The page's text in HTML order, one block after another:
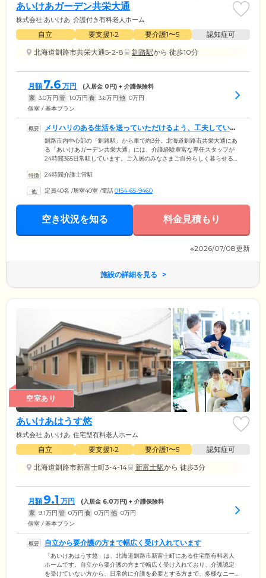
あいけあガーデン共栄大通
株式会社 あいけあ 介護付き有料老人ホーム
自立 要支援1•2 要介護1〜5
認知症可
北海道釧路市共栄大通5-2-8
釧路駅から 徒歩10分
月額 7.6 万円 (入居金 0円) + 介護保険料
家 3.0万円 管 1.0万円 食 3.6万円 他 0万円
個室 / 基本プラン
メリハリのある生活を送っていただけるよう、工夫していま
す
釧路市内中心部の「釧路駅」から車で約3分。北海道釧路市共栄大通にあ
る「あいけあガーデン共栄大通」には、介護経験豊富な専任スタッフが
24時間365日常駐しています。ご入居のみなさまご自分らしく暮らせるよ
状況確認や健康チェックはもちろん、身体介護や生活支援まで、幅広い
ーションのお誘いや、みなさまで楽しめるレクリエーションのご提供な
ど、メリハリのある生活を送っていただけるよう、工夫を凝らしていま
24時間介護士常駐
定員40名 /居室40室 /電話0154-65-9460
空き状況を知る 料金見積もり
※2026/07/08更新
施設の詳細を見る
空室あり
あいけあはうす悠
株式会社 あいけあ 住宅型有料老人ホーム
自立 要支援1•2 要介護1〜5
認知症可
北海道釧路市新富士町3-4-14
新富士駅から 徒歩3分
月額 9.1 万円 (入居金 6.0万円) + 介護保険料
家 9.1万円 管 0万円 食 0万円 他 0万円
個室 / 基本プラン
自立から要介護の方まで幅広く受け入れています
「あいけあはうす悠」は、北海道釧路市新富士町にある住宅型有料老人
ホームです。自立から要介護の方まで幅広く受け入れており、介護認定
を受けていない方から、日常的に介護を必要とする方まで、多様なニー